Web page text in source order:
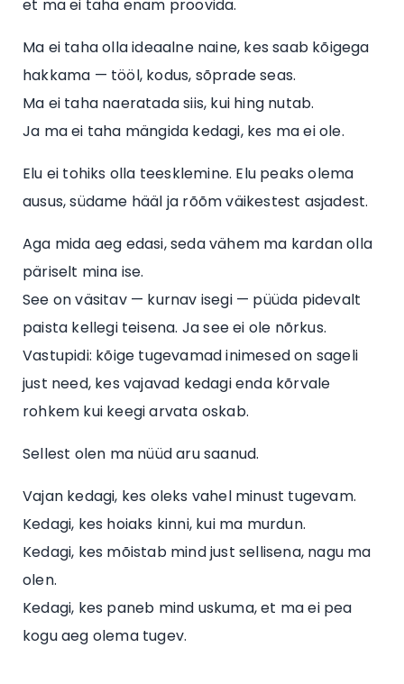
et ma ei taha enam proovida.
Ma ei taha olla ideaalne naine, kes saab kõigega
hakkama — tööl, kodus, sõprade seas.
Ma ei taha naeratada siis, kui hing nutab.
Ja ma ei taha mängida kedagi, kes ma ei ole.
Elu ei tohiks olla teesklemine. Elu peaks olema
ausus, südame hääl ja rõõm väikestest asjadest.
Aga mida aeg edasi, seda vähem ma kardan olla
päriselt mina ise.
See on väsitav — kurnav isegi — püüda pidevalt
paista kellegi teisena. Ja see ei ole nõrkus.
Vastupidi: kõige tugevamad inimesed on sageli
just need, kes vajavad kedagi enda kõrvale
rohkem kui keegi arvata oskab.
Sellest olen ma nüüd aru saanud.
Vajan kedagi, kes oleks vahel minust tugevam.
Kedagi, kes hoiaks kinni, kui ma murdun.
Kedagi, kes mõistab mind just sellisena, nagu ma
olen.
Kedagi, kes paneb mind uskuma, et ma ei pea
kogu aeg olema tugev.